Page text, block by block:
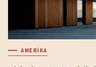
AMERIKA